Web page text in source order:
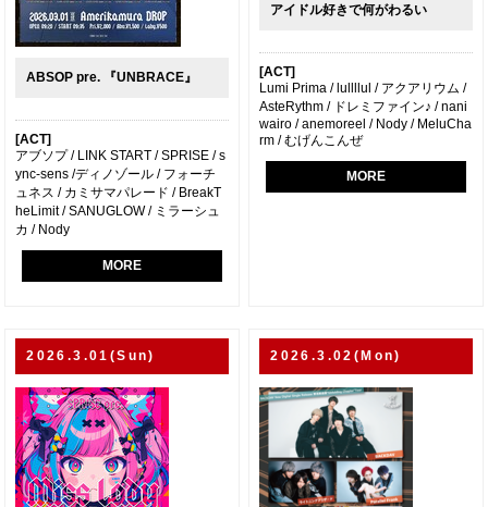
ABSOP pre. 『UNBRACE』
[ACT]
アブソプ / LINK START / SPRISE / s
ync-sens /ディノゾール / フォーチ
ュネス / カミサマパレード / BreakT
heLimit / SANUGLOW / ミラーシュ
カ / Nody
MORE
アイドル好きで何がわるい
[ACT]
Lumi Prima / lullllul / アクアリウム /
AsteRythm / ドレミファイン♪ / nani
wairo / anemoreel / Nody / MeluCha
rm / むげんこんぜ
MORE
2026.3.01(Sun) 2026.3.02(Mon)